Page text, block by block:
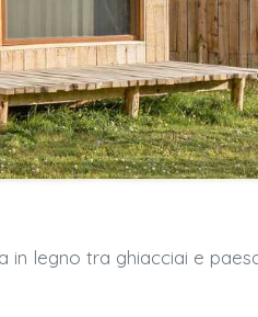
in legno tra ghiacciai e